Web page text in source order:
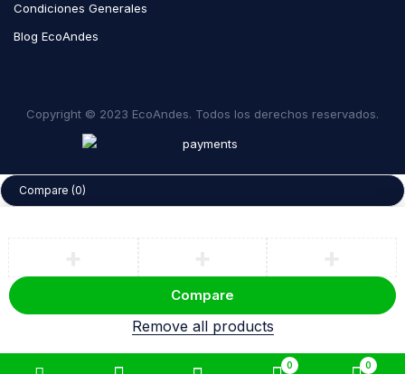
Condiciones Generales
Blog EcoAndes
Copyright © 2023 EcoAndes. Todos los derechos reservados.
0 0
Compare (0)
Compare
Remove all products